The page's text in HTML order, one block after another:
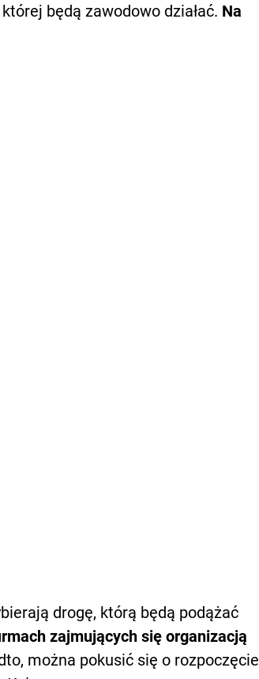
będą zawodowo działać. Na
drogę, którą będą podążać
zajmujących się organizacją
można pokusić się o rozpoczęcie